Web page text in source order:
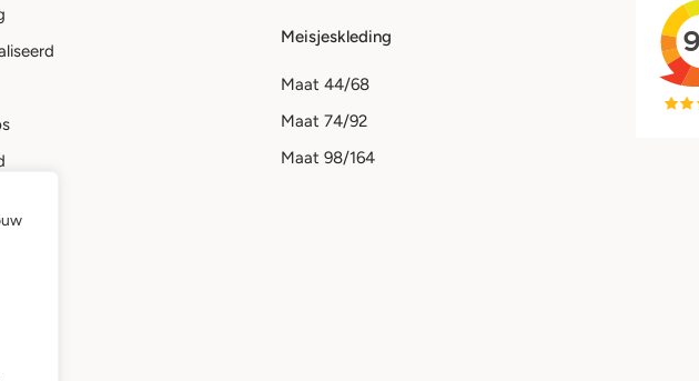
Meisjeskleding
Maat 44/68
Maat 74/92
Maat 98/164